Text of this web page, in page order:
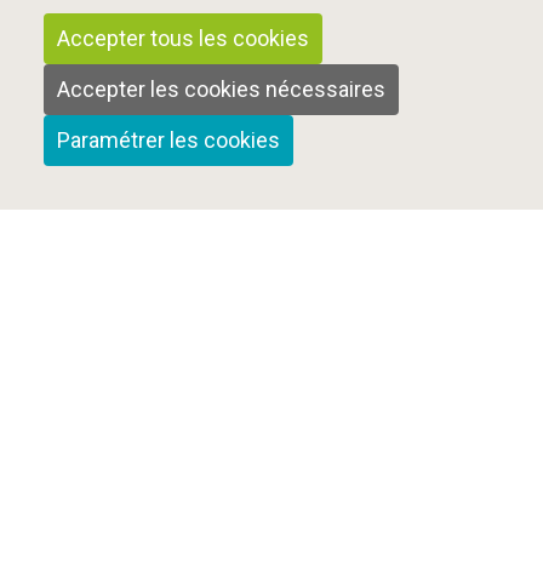
Accepter tous les cookies
Accepter les cookies nécessaires
Paramétrer les cookies